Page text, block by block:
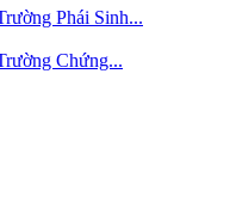
Phái Sinh...
Chứng...